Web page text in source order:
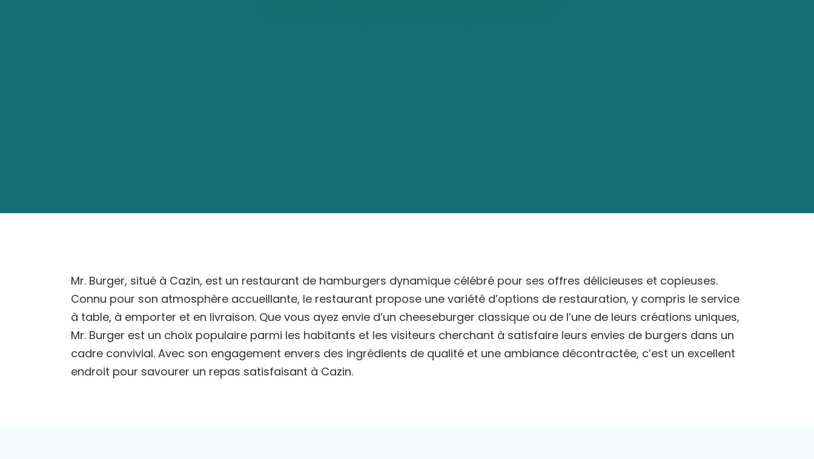
Mr. Burger, situé à Cazin, est un restaurant de hamburgers dynamique célébré pour ses offres délicieuses et copieuses.
Connu pour son atmosphère accueillante, le restaurant propose une variété d’options de restauration, y compris le service
à table, à emporter et en livraison. Que vous ayez envie d’un cheeseburger classique ou de l’une de leurs créations uniques,
Mr. Burger est un choix populaire parmi les habitants et les visiteurs cherchant à satisfaire leurs envies de burgers dans un
cadre convivial. Avec son engagement envers des ingrédients de qualité et une ambiance décontractée, c’est un excellent
endroit pour savourer un repas satisfaisant à Cazin.